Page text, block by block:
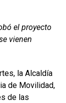
el proyecto
vienen
la Alcaldía
de Movilidad,
de las